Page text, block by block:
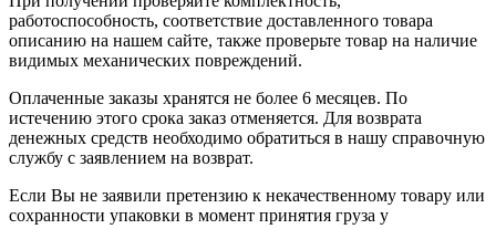
работоспособность, соответствие доставленного товара
описанию на нашем сайте, также проверьте товар на наличие
видимых механических повреждений.
Оплаченные заказы хранятся не более 6 месяцев. По
истечению этого срока заказ отменяется. Для возврата
денежных средств необходимо обратиться в нашу справочную
службу с заявлением на возврат.
Если Вы не заявили претензию к некачественному товару или
сохранности упаковки в момент принятия груза у